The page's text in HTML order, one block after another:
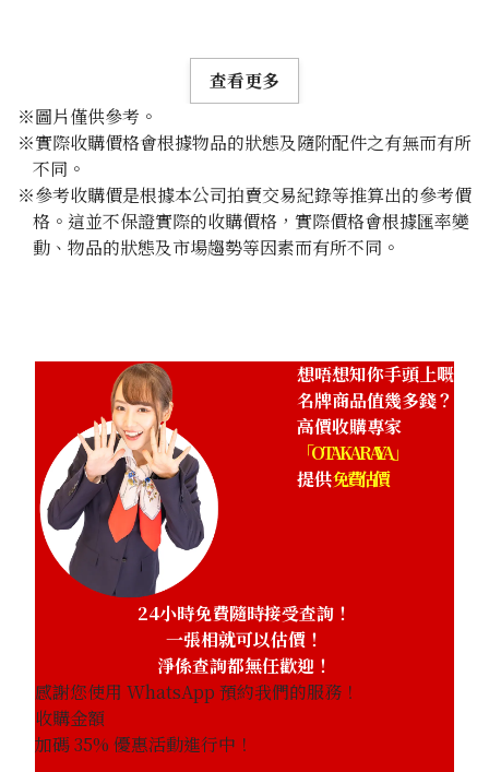
參考回收價
查看更多
※圖片僅供參考。
※實際收購價格會根據物品的狀態及隨附配件之有無而有所
不同。
※參考收購價是根據本公司拍賣交易紀錄等推算出的參考價
格。這並不保證實際的收購價格，實際價格會根據匯率變
動、物品的狀態及市場趨勢等因素而有所不同。
想唔想知你手頭上嘅
名牌商品值幾多錢？
高價收購專家
「OTAKARAYA」
提供免費估價
24小時免費隨時接受查詢！
一張相就可以估價！
淨係查詢都無任歡迎！
感謝您使用 WhatsApp 預約我們的服務！
收購金額
加碼35% 優惠活動進行中！